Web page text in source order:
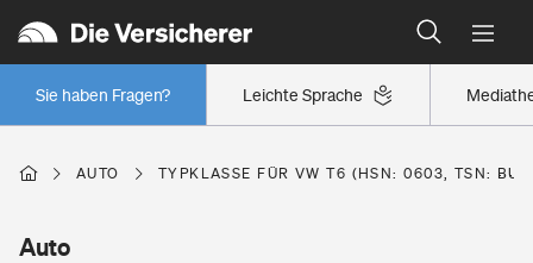
Leichte Sprache
Sie haben Fragen?
Wer versichert was: Jetzt Versicherer finden
Regionalklassen: So ist Ihre Region eingestuft
Wer versichert was: Jetzt Versicherer finden
AUTO TYPKLASSE FÜR VW T6 (HSN: 0603, TSN:
Auto